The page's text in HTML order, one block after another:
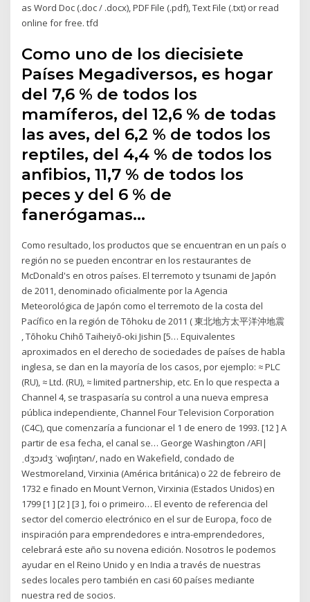
as Word Doc (.doc / .docx), PDF File (.pdf), Text File (.txt) or read
online for free. tfd
Como uno de los diecisiete
Países Megadiversos, es hogar
del 7,6 % de todos los
mamíferos, del 12,6 % de todas
las aves, del 6,2 % de todos los
reptiles, del 4,4 % de todos los
anfibios, 11,7 % de todos los
peces y del 6 % de
fanerógamas…
Como resultado, los productos que se encuentran en un país o
región no se pueden encontrar en los restaurantes de
McDonald's en otros países. El terremoto y tsunami de Japón
de 2011, denominado oficialmente por la Agencia
Meteorológica de Japón como el terremoto de la costa del
Pacífico en la región de Tōhoku de 2011 ( 東北地方太平洋沖地震
, Tōhoku Chihō Taiheiyō-oki Jishin [5… Equivalentes
aproximados en el derecho de sociedades de países de habla
inglesa, se dan en la mayoría de los casos, por ejemplo: ≈ PLC
(RU), ≈ Ltd. (RU), ≈ limited partnership, etc. En lo que respecta a
Channel 4, se traspasaría su control a una nueva empresa
pública independiente, Channel Four Television Corporation
(C4C), que comenzaría a funcionar el 1 de enero de 1993. [12 ] A
partir de esa fecha, el canal se… George Washington /AFI|
ˌdʒɔɹdʒ ˈwɑʃiŋtən/, nado en Wakefield, condado de
Westmoreland, Virxinia (América británica) o 22 de febreiro de
1732 e finado en Mount Vernon, Virxinia (Estados Unidos) en
1799 [1 ] [2 ] [3 ], foi o primeiro… El evento de referencia del
sector del comercio electrónico en el sur de Europa, foco de
inspiración para emprendedores e intra-emprendedores,
celebrará este año su novena edición. Nosotros le podemos
ayudar en el Reino Unido y en India a través de nuestras
sedes locales pero también en casi 60 países mediante
nuestra red de socios.